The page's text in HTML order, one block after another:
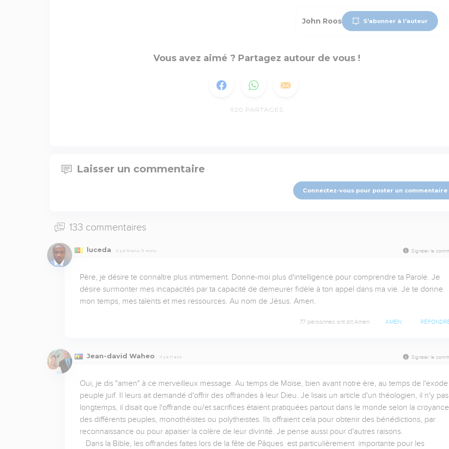
John Roos S'abonner à l'auteur
Vous avez aimé ? Partagez autour de vous !
920 PARTAGES
Laisser un commentaire
Connectez-vous pour poster un commentaire
133 commentaires
luceda Il y a 10 ans, 11 mois Signaler le
Père, je désire te connaître plus intimement. Donne-moi plus d'intelligence pour comprendre ta Parole. Je
désire surmonter mes incapacités par ta capacité de demeurer fidèle à ton appel dans ma vie. Je te donne
mon temps, mes talents et mes ressources. Au nom de Jésus. Amen.
77 personnes ont dit Amen AMEN
Jean-david Waheo Il y a 11 ans Signaler le
Oui, je dis "amen" à ce merveilleux message. Au temps de Moïse, bien avant notre ère, au temps de
peuple juif. Il leurs ait demandé d'offrir des offrandes à leur Dieu. Je lisais un article d'un théologien, il n'y
longtemps, il disait que l'offrande ou/et sacrifices étaient pratiquées partout dans le monde selon la croyance
des différents peuples, monothéistes ou polytheistes. Ils offraient cela pour obtenir des bénédictions, par
reconnaissance ou pour apaiser la colère de leur divinité. Je pense aussi pour d'autres raisons.